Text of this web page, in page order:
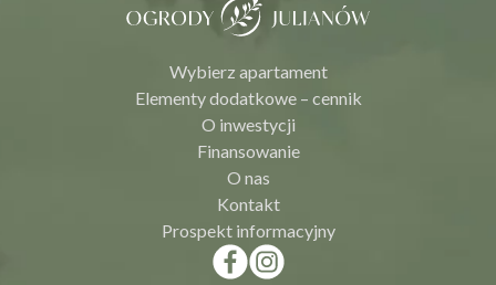
Wybierz apartament
Elementy dodatkowe – cennik
O inwestycji
Finansowanie
O nas
Kontakt
Prospekt informacyjny